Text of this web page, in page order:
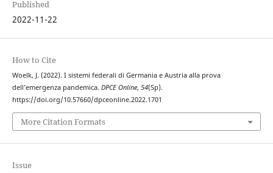
Published
2022-11-22
How to Cite
Woelk, J. (2022). I sistemi federali di Germania e Austria alla prova
dell’emergenza pandemica. DPCE Online, 54(Sp).
https://doi.org/10.57660/dpceonline.2022.1701
More Citation Formats
Issue